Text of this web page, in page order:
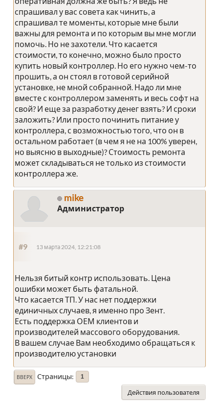
спрашивал у вас совета как чинить, а
спрашивал те моменты, которые мне были
важны для ремонта и по которым вы мне могли
помочь. Но не захотели. Что касается
стоимости, то конечно, можно было просто
купить новый контроллер. Но его нужно чем-то
прошить, а он стоял в готовой серийной
установке, не мной собранной. Надо ли мне
вместе с контроллером заменять и весь софт на
свой? И еще за разработку денег взять? И сроки
заложить? Или просто починить питание у
контроллера, с возможностью того, что он в
остальном работает (в чем я не на 100% уверен,
но выясню в выходные)? Стоимость ремонта
может складываться не только из стоимости
контроллера же.
mike
Администратор
#9 13 марта 2024, 12:21:08
Нельзя битый контр использовать. Цена
ошибки может быть фатальной.
Что касается ТП. У нас нет поддержки
единичных случаев, я именно про Зент.
Есть поддержка ОЕМ клиентов и
производителей массового оборудования.
В вашем случае Вам необходимо обращаться к
производителю установки
ВВЕРХ Страницы 1
Действия пользователя